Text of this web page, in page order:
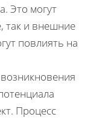
Это могут
так и внешние
повлиять на
Процесс